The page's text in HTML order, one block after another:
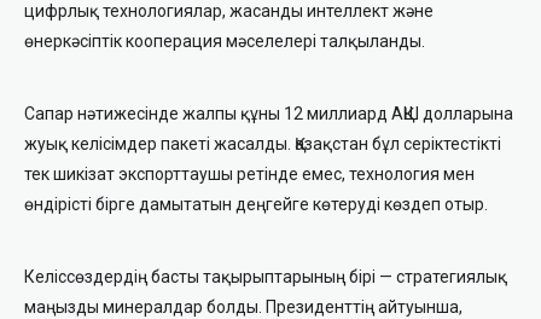
цифрлық технологиялар, жасанды интеллект және
өнеркәсіптік кооперация мәселелері талқыланды.
Сапар нәтижесінде жалпы құны 12 миллиард АҚШ долларына
жуық келісімдер пакеті жасалды. Қазақстан бұл серіктестікті
тек шикізат экспорттаушы ретінде емес, технология мен
өндірісті бірге дамытатын деңгейге көтеруді көздеп отыр.
Келіссөздердің басты тақырыптарының бірі — стратегиялық
маңызды минералдар болды. Президенттің айтуынша,